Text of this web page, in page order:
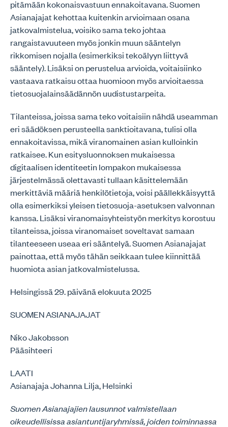
pitämään kokonaisvastuun ennakoitavana. Suomen
Asianajajat kehottaa kuitenkin arvioimaan osana
jatkovalmistelua, voisiko sama teko johtaa
rangaistavuuteen myös jonkin muun sääntelyn
rikkomisen nojalla (esimerkiksi tekoälyyn liittyvä
sääntely). Lisäksi on perustelua arvioida, voitaisiinko
vastaava ratkaisu ottaa huomioon myös arvioitaessa
tietosuojalainsäädännön uudistustarpeita.
Tilanteissa, joissa sama teko voitaisiin nähdä useamman
eri säädöksen perusteella sanktioitavana, tulisi olla
ennakoitavissa, mikä viranomainen asian kulloinkin
ratkaisee. Kun esitysluonnoksen mukaisessa
digitaalisen identiteetin lompakon mukaisessa
järjestelmässä olettavasti tullaan käsittelemään
merkittäviä määriä henkilötietoja, voisi päällekkäisyyttä
olla esimerkiksi yleisen tietosuoja-asetuksen valvonnan
kanssa. Lisäksi viranomaisyhteistyön merkitys korostuu
tilanteissa, joissa viranomaiset soveltavat samaan
tilanteeseen useaa eri sääntelyä. Suomen Asianajajat
painottaa, että myös tähän seikkaan tulee kiinnittää
huomiota asian jatkovalmistelussa.
Helsingissä 29. päivänä elokuuta 2025
SUOMEN ASIANAJAJAT
Niko Jakobsson
Pääsihteeri
LAATI
Asianajaja Johanna Lilja, Helsinki
Suomen Asianajajien lausunnot valmistellaan
oikeudellisissa asiantuntijaryhmissä, joiden toiminnassa